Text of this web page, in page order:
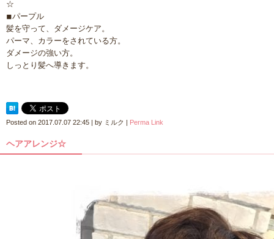
☆
◾︎パープル
髪を守って、ダメージケア。
パーマ、カラーをされている方。
ダメージの強い方。
しっとり髪へ導きます。
Posted on 2017.07.07 22:45 | by ミルク | Perma Link
ヘアアレンジ☆